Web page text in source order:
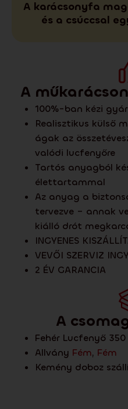
A karácsonyfa
és a csúccsal
A
100%-ban kézi
Realisztikus külső
ágak az
valódi lucfenyőre
Tartós anyagból
élettartammal
Az anyag a
tervezve – annak
kiálló drót
INGYENES
VEVŐI SZERVIZ
2 ÉV GARANCIA
A
Fehér Lucfenyő 350
Allvány Fém, Fém
Kemény doboz